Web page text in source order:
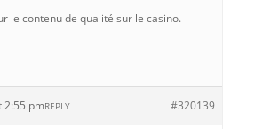
le contenu de qualité sur le casino.
2:55 pm #320139
REPLY